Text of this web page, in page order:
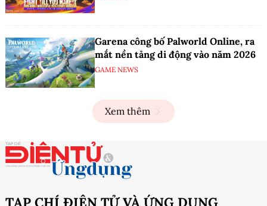
Garena công bố Palworld Online, ra
mắt nền tảng di động vào năm 2026
GAME NEWS
Xem thêm
TẠP CHÍ ĐIỆN TỬ VÀ ỨNG DỤNG